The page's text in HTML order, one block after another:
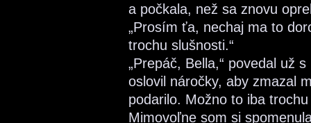
a počkala, než sa znovu
„Prosím ťa, nechaj ma to
trochu slušnosti.“
„Prepáč, Bella,“ povedal už
oslovil náročky, aby zmazal
podarilo. Možno to iba
Mimovoľne som si